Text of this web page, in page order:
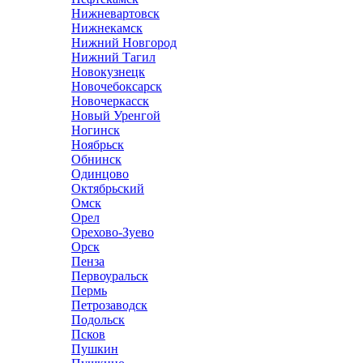
Нижневартовск
Нижнекамск
Нижний Новгород
Нижний Тагил
Новокузнецк
Новочебоксарск
Новочеркасск
Новый Уренгой
Ногинск
Ноябрьск
Обнинск
Одинцово
Октябрьский
Омск
Орел
Орехово-Зуево
Орск
Пенза
Первоуральск
Пермь
Петрозаводск
Подольск
Псков
Пушкин